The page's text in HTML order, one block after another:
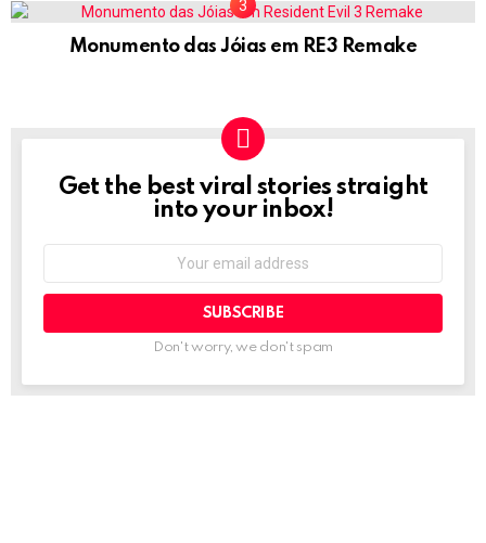
Monumento das Jóias em RE3 Remake
NEWSLETTER
Get the best viral stories straight
into your inbox!
Don't worry, we don't spam